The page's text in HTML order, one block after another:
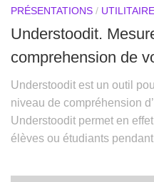
PRÉSENTATIONS /
Understoodit.
comprehension de
Understoodit est un outil
niveau de compréhension
Understoodit permet en
élèves ou étudiants